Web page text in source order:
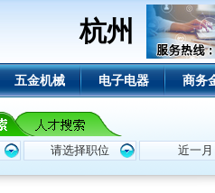
杭州
五金机械 电子电器 商务